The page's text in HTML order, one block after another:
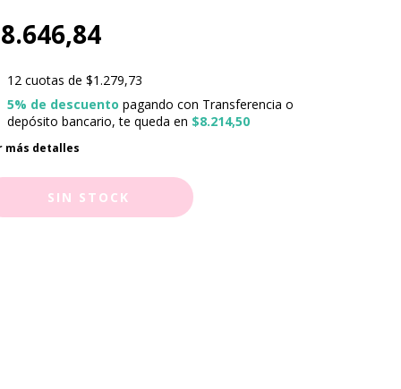
12 cuotas de $1.279,73
5% de descuento pagando con Transferencia o
depósito bancario, te queda en $8.214,50
más detalles